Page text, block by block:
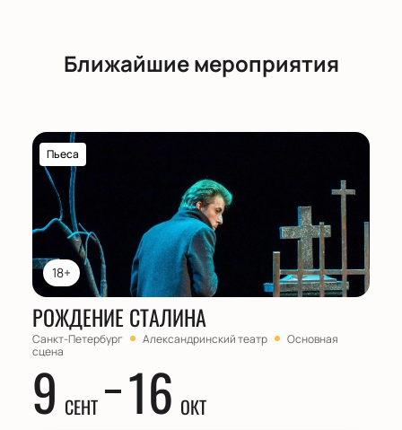
Ближайшие мероприятия
18+
Пьеса
РОЖДЕНИЕ СТАЛИНА
Санкт-Петербург Александринский театр
Основная
сцена
9 СЕНТ 16 ОКТ